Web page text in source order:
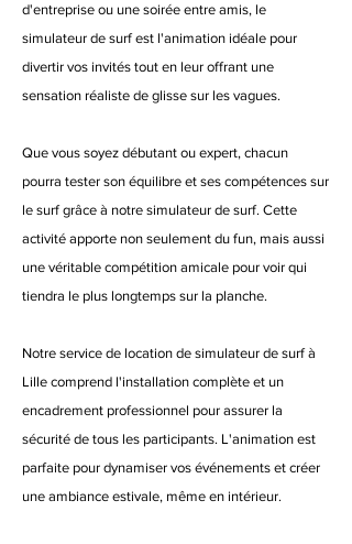
d'entreprise ou une soirée entre amis, le
simulateur de surf est l'animation idéale pour
divertir vos invités tout en leur offrant une
sensation réaliste de glisse sur les vagues.
Que vous soyez débutant ou expert, chacun
pourra tester son équilibre et ses compétences sur
le surf grâce à notre simulateur de surf. Cette
activité apporte non seulement du fun, mais aussi
une véritable compétition amicale pour voir qui
tiendra le plus longtemps sur la planche.
Notre service de location de simulateur de surf à
Lille comprend l'installation complète et un
encadrement professionnel pour assurer la
sécurité de tous les participants. L'animation est
parfaite pour dynamiser vos événements et créer
une ambiance estivale, même en intérieur.